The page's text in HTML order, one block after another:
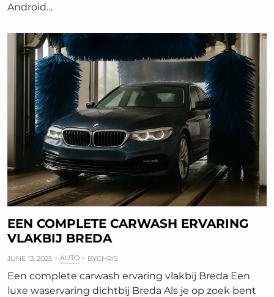
Android…
EEN COMPLETE CARWASH ERVARING
VLAKBIJ BREDA
JUNE 13, 2025 AUTO BYCHRIS
Een complete carwash ervaring vlakbij Breda Een
luxe waservaring dichtbij Breda Als je op zoek bent